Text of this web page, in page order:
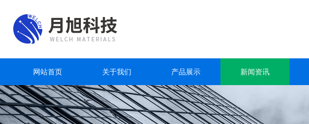
网站首页 关于我们 产品展示 新闻资讯